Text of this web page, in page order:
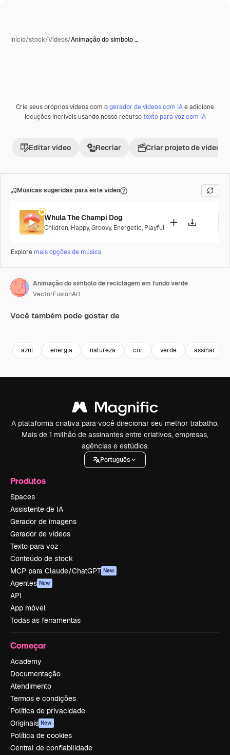
Início/stock/Vídeos/Animação do símbolo …
PremiumGerada com IA
Crie seus próprios vídeos com ogerador de vídeos com IAe adicione
locuções incríveis usando nosso recursotexto para voz com IA
Editar vídeo Recriar Criar projeto de vídeo
Músicas sugeridas para este vídeo
Whula The Champi Dog
Children, Happy,Groovy, Energetic, Playful
Explore mais opções de música
Animação do símbolo de reciclagem em fundo verde
VectorFusionArt
Você também pode gostar de
azul energia natureza cor verde assinar
A plataforma criativa para você direcionar seu melhor trabalho.
Mais de 1 milhão de assinantes entre criativos, empresas,
agências e estúdios.
Português
Produtos
Spaces
Assistente de IA
Gerador de imagens
Gerador de vídeos
Texto para voz
Conteúdo de stock
MCP para Claude/ChatGPT New
Agentes New
API
App móvel
Todas as ferramentas
Começar
Academy
Documentação
Atendimento
Termos e condições
Política de privacidade
Originais New
Política de cookies
Central de confiabilidade